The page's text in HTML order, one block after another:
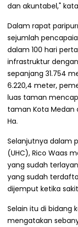
dan akuntabel,"
Dalam rapat
sejumlah
dalam 100 hari
infrastruktur
sepanjang 31.754
6.220,4 meter,
luas taman
taman Kota Medan
Ha.
Selanjutnya dalam
(UHC), Rico Waas
yang sudah
yang sudah
dijemput ketika
Selain itu di bidang
mengatakan